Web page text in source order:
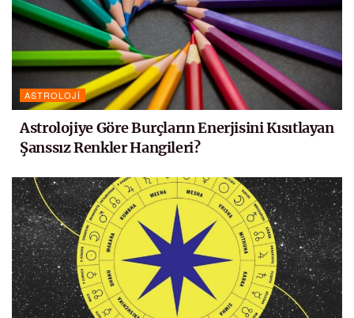
ASTROLOJI
Astrolojiye Göre Burçların Enerjisini Kısıtlayan
Şanssız Renkler Hangileri?